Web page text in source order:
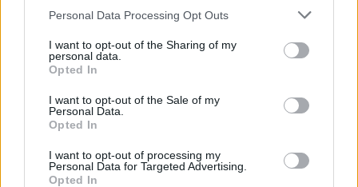
Personal Data Processing Opt Outs
I want to opt-out of the Sharing of my
personal data.
Opted In
I want to opt-out of the Sale of my
Personal Data.
Opted In
I want to opt-out of processing my
Personal Data for Targeted Advertising.
Opted In
La tua email sarà utilizzata per comunicarti se qualcuno risponde al tuo commento e non
salvi i tuoi dati (nome, email) per il prossimo commento.
Ho letto e acconsento l'
Acconsento all'uso dei miei dati da parte di terzi per finalità di
marketing diretto con modalità automatizzate o tradizionali
TI POTREBBE INTERESSARE
Halloween: idee originali